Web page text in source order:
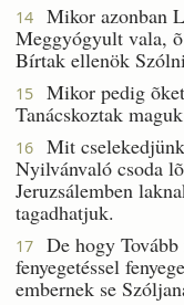
14
Mikor azonban
Meggyógyult vala,
Bírtak ellenök
15
Mikor pedig
Tanácskoztak
16
Mit
Nyilvánvaló csoda
Jeruzsálemben
tagadhatjuk.
17
De hogy
fenyegetéssel
embernek se